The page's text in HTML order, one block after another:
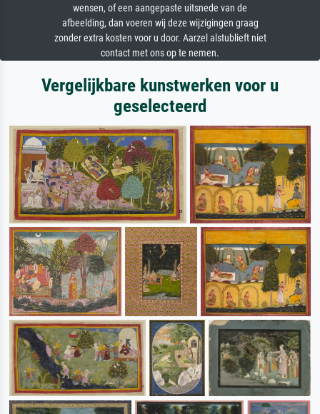
wensen, of een aangepaste uitsnede van de
afbeelding, dan voeren wij deze wijzigingen graag
zonder extra kosten voor u door. Aarzel alstublieft niet
contact met ons op te nemen.
Vergelijkbare kunstwerken voor u
geselecteerd